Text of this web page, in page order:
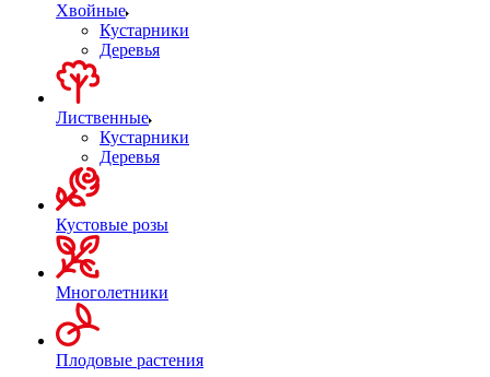
Хвойные
Кустарники
Деревья
Лиственные
Кустарники
Деревья
Кустовые розы
Многолетники
Плодовые растения